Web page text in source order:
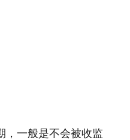
，一般是不会被收监